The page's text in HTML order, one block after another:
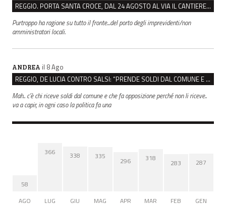
REGGIO. PORTA SANTA CROCE, DAL 24 AGOSTO AL VIA IL CANTIERE PER IL NUOVO COLLETTORE FOGNARIO
Purtroppo ha ragione su tutto il fronte...del porto degli imprevidenti/non
amministratori locali.
ANDREA il 8 Ago
REGGIO, DE LUCIA CONTRO SALSI: “PRENDE SOLDI DAL COMUNE E DIFFONDE FAKE NEWS”
Mah.. c’è chi riceve soldi dal comune e che fa opposizione perché non li riceve..
va a capir, in ogni caso la politica fa una
58
AGO
366
LUG
338
GIU
335
MAG
296
APR
318
MAR
283
FEB
287
GEN